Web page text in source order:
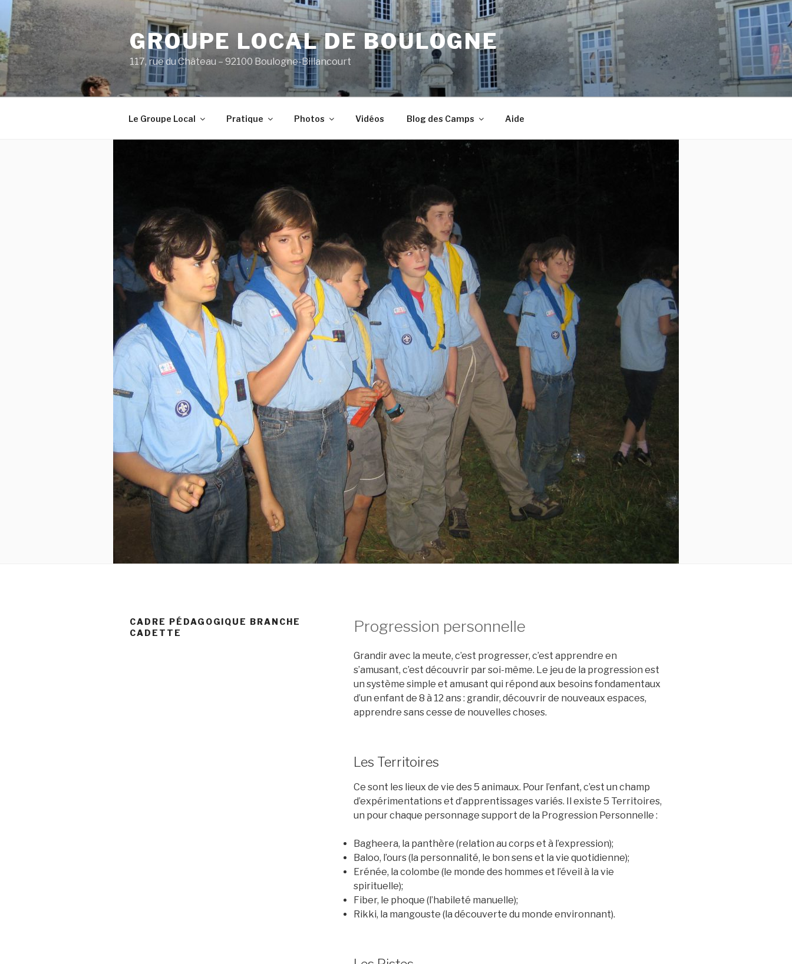
Aller
contenu
principal
GROUPE LOCAL DE BOULOGNE
117, rue du Château – 92100 Boulogne-Billancourt
Le Groupe Local Pratique Photos Vidéos Blog des Camps Aide
CADRE PÉDAGOGIQUE BRANCHE
CADETTE
Progression personnelle
Grandir avec la meute, c’est progresser, c’est apprendre en
s’amusant, c’est découvrir par soi-même. Le jeu de la progression est
un système simple et amusant qui répond aux besoins fondamentaux
d’un enfant de 8 à 12 ans : grandir, découvrir de nouveaux espaces,
apprendre sans cesse de nouvelles choses.
Les Territoires
Ce sont les lieux de vie des 5 animaux. Pour l’enfant, c’est un champ
d’expérimentations et d’apprentissages variés. Il existe 5 Territoires,
un pour chaque personnage support de la Progression Personnelle :
Bagheera, la panthère (relation au corps et à l’expression);
Baloo, l’ours (la personnalité, le bon sens et la vie quotidienne);
Erénée, la colombe (le monde des hommes et l’éveil à la vie
spirituelle);
Fiber, le phoque (l’habileté manuelle);
Rikki, la mangouste (la découverte du monde environnant).